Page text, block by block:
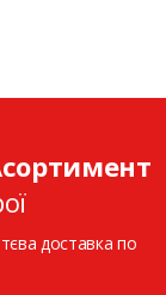
доставка по